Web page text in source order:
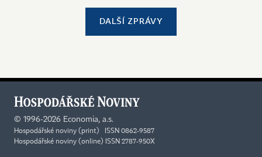
DALŠÍ ZPRÁVY
© 1996-2026 Economia, a.s.
Hospodářské noviny (print) ISSN 0862-9587
Hospodářské noviny (online) ISSN 2787-950X